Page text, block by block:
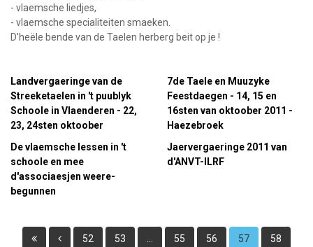
- vlaemsche liedjes,
- vlaemsche specialiteiten smaeken.
D'heële bende van de Taelen herberg beit op je !
Landvergaeringe van de
Streeketaelen in 't puublyk
Schoole in Vlaenderen - 22,
23, 24sten oktoober
7de Taele en Muuzyke
Feestdaegen - 14, 15 en
16sten van oktoober 2011 -
Haezebroek
De vlaemsche lessen in 't
schoole en mee
d'associaesjen weere-
begunnen
Jaervergaeringe 2011 van
d'ANVT-ILRF
52 53 ... 55 56 57 58